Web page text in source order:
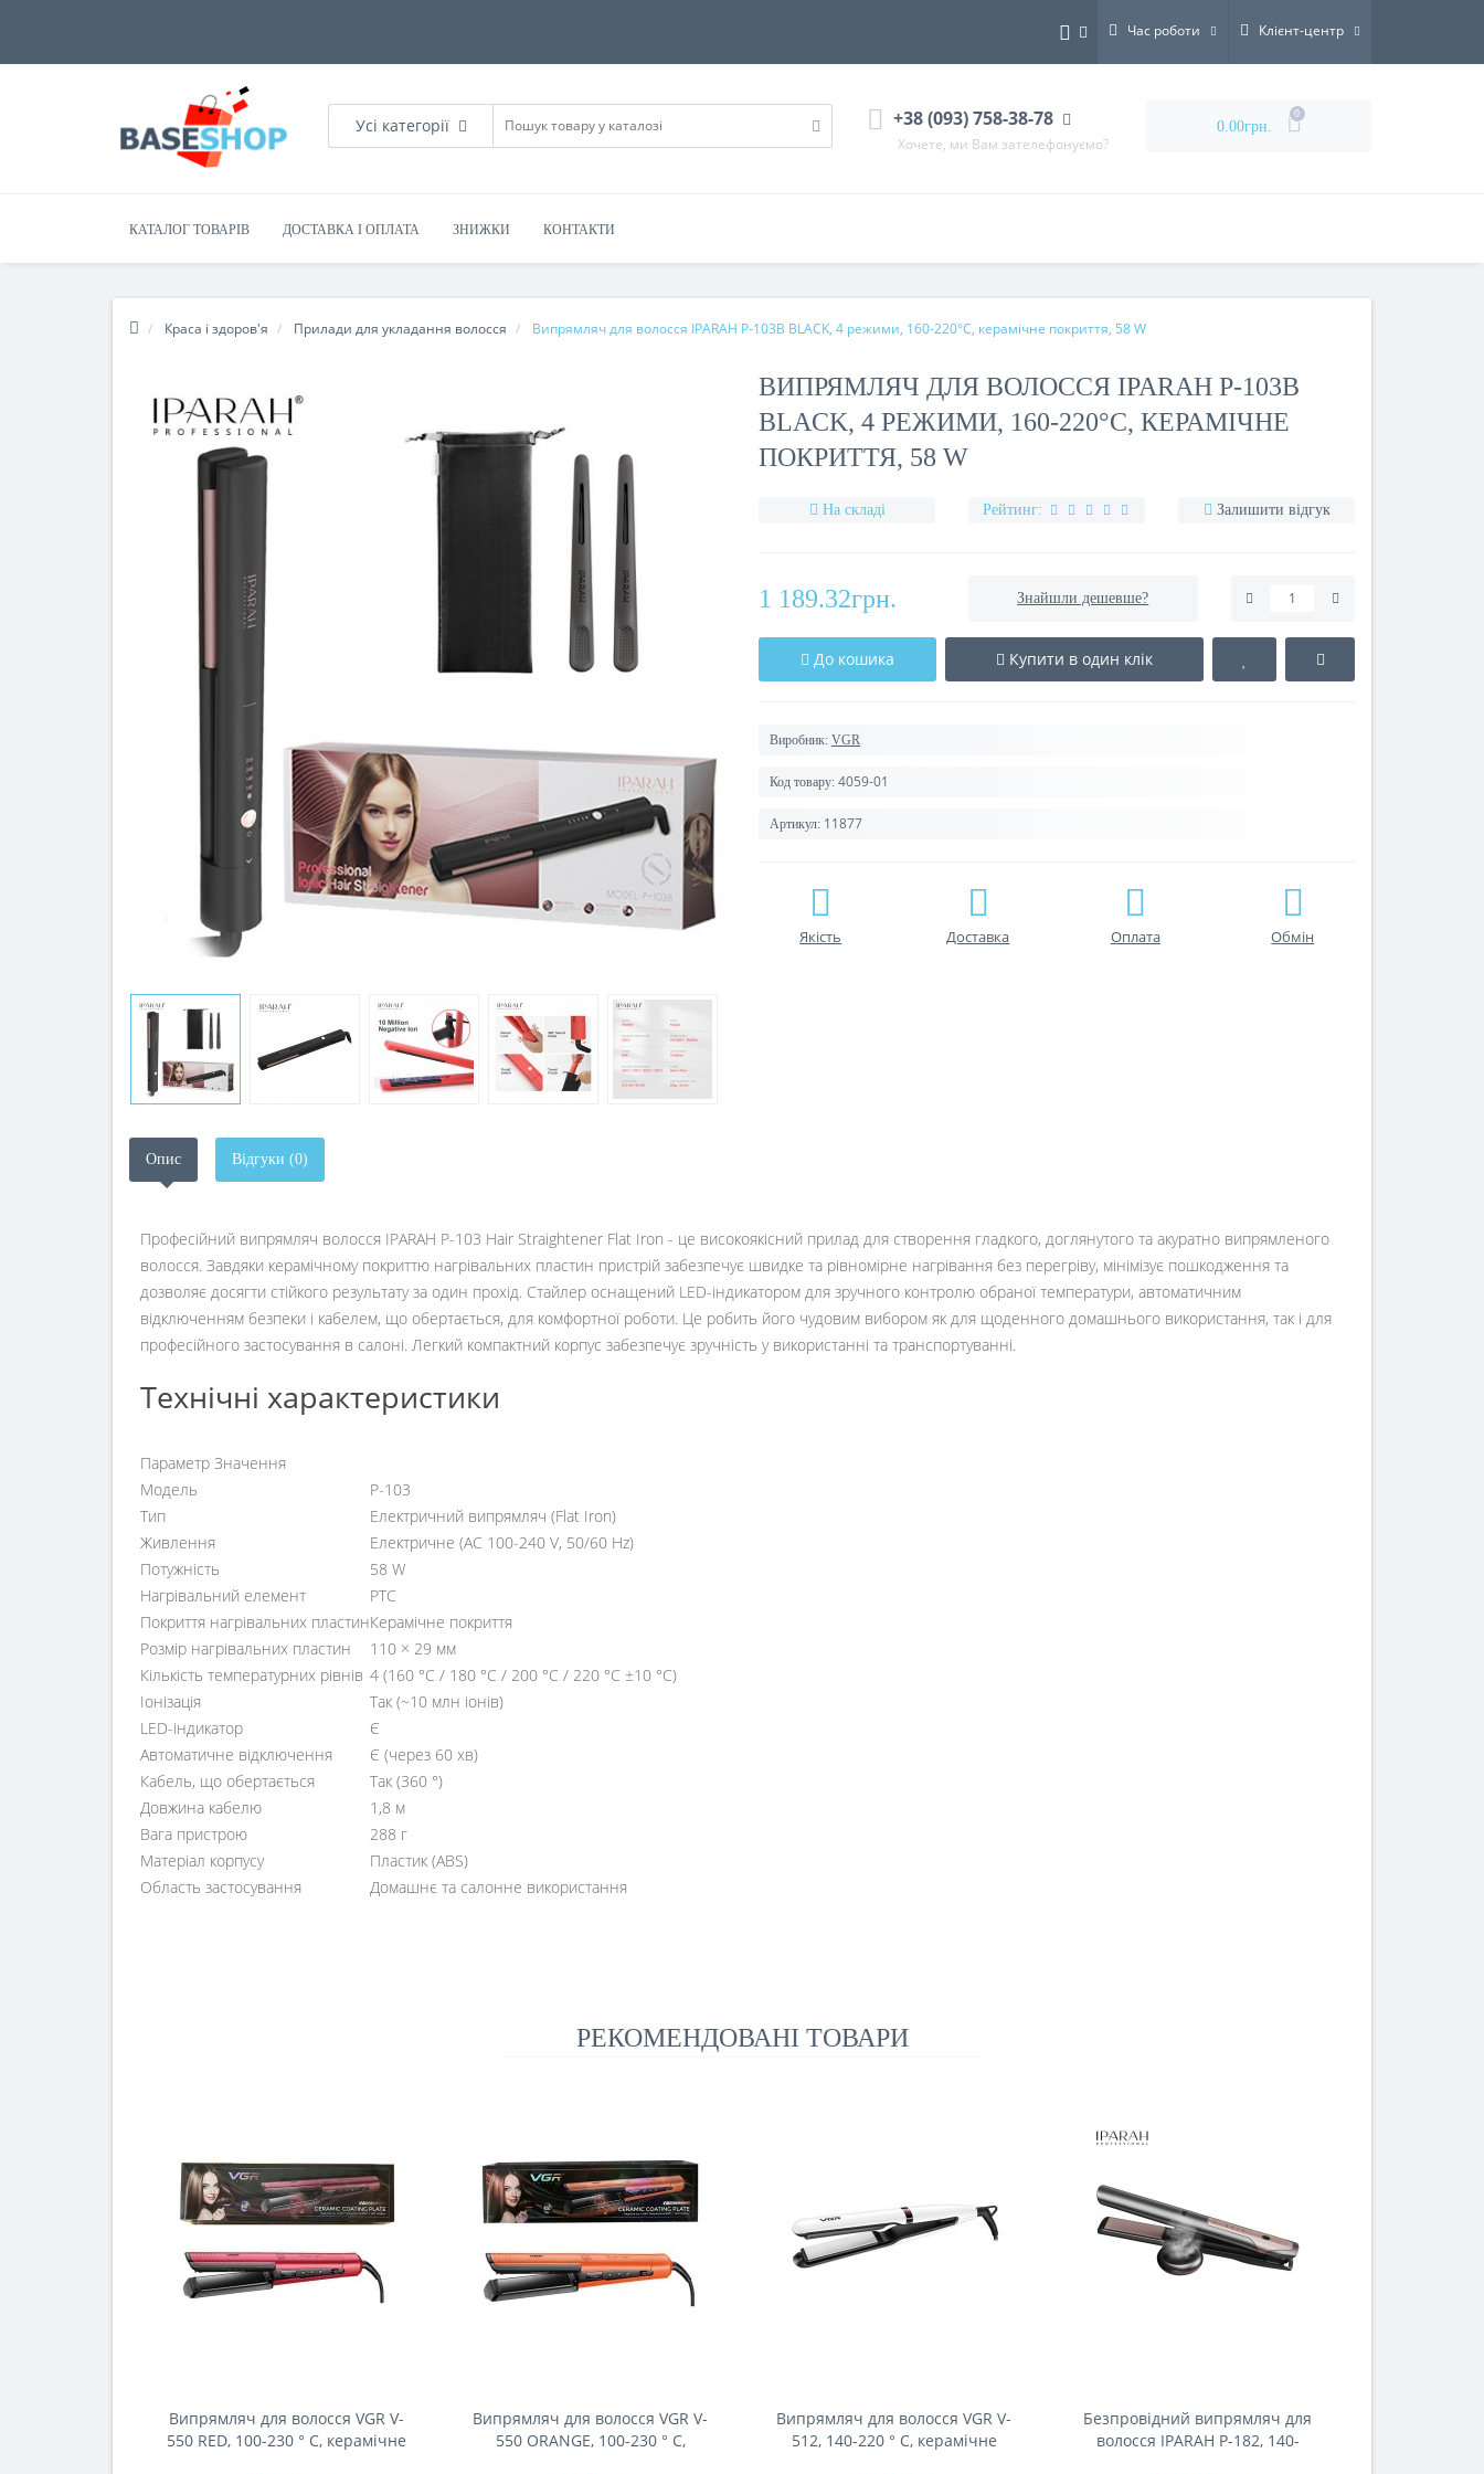
Час роботи Клієнт-центр
Усі категорії +38 (093) 758-38-78
Хочете, ми Вам зателефонуємо?
0.00грн.
0
КАТАЛОГ ТОВАРІВ ДОСТАВКА І ОПЛАТА ЗНИЖКИ КОНТАКТИ
Краса і здоров'я Прилади для укладання волосся Випрямляч для волосся IPARAH P-103B BLACK, 4 режими, 160-220°C, керамічне покриття, 58 W
ВИПРЯМЛЯЧ ДЛЯ ВОЛОССЯ IPARAH P-103B
BLACK, 4 РЕЖИМИ, 160-220°C, КЕРАМІЧНЕ
ПОКРИТТЯ, 58 W
На складі Рейтинг: Залишити відгук
1 189.32грн. Знайшли дешевше?
До кошика Купити в один клік
Виробник: VGR
Код товару: 4059-01
Артикул: 11877
Якість Доставка Оплата Обмін
Опис Відгуки (0)
Професійний випрямляч волосся IPARAH P-103 Hair Straightener Flat Iron - це високоякісний прилад для створення гладкого, доглянутого та акуратно випрямленого
волосся. Завдяки керамічному покриттю нагрівальних пластин пристрій забезпечує швидке та рівномірне нагрівання без перегріву, мінімізує пошкодження та
дозволяє досягти стійкого результату за один прохід. Стайлер оснащений LED-індикатором для зручного контролю обраної температури, автоматичним
відключенням безпеки і кабелем, що обертається, для комфортної роботи. Це робить його чудовим вибором як для щоденного домашнього використання, так і для
професійного застосування в салоні. Легкий компактний корпус забезпечує зручність у використанні та транспортуванні.
Технічні характеристики
Параметр Значення
Модель
P-103
Тип
Електричний випрямляч (Flat Iron)
Живлення
Електричне (AC 100-240 V, 50/60 Hz)
Потужність
58 W
Нагрівальний елемент
PTC
Покриття нагрівальних пластинКерамічне покриття
Розмір нагрівальних пластин
110 × 29 мм
Кількість температурних рівнів 4 (160 °C / 180 °C / 200 °C / 220 °C ±10 °C)
Іонізація
Так (~10 млн іонів)
LED-індикатор
Є
Автоматичне відключення
Є (через 60 хв)
Кабель, що обертається
Так (360 °)
Довжина кабелю
1,8 м
Вага пристрою
288 г
Матеріал корпусу
Пластик (ABS)
Область застосування
Домашнє та салонне використання
РЕКОМЕНДОВАНІ ТОВАРИ
Випрямляч для волосся VGR V-
550 RED, 100-230 ° C, керамічне
Випрямляч для волосся VGR V-
550 ORANGE, 100-230 ° C,
Випрямляч для волосся VGR V-
512, 140-220 ° C, керамічне
Безпровідний випрямляч для
волосся IPARAH P-182, 140-